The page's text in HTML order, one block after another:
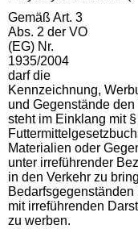
Gemäß Art. 3
Abs. 2 der VO
(EG) Nr.
1935/2004
darf die
Kennzeichnung,
und Gegenstände
steht im Einklang mit
Materialien oder
unter irreführender
in den Verkehr zu
Bedarfsgegenständen
mit irreführenden
zu werben.